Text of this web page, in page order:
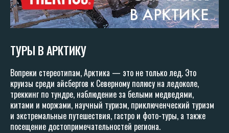
ТУРЫ В АРКТИКУ
Вопреки стереотипам, Арктика — это не только лед. Это
круизы среди айсбергов к Северному полюсу на ледоколе,
треккинг по тундре, наблюдение за белыми медведями,
китами и моржами, научный туризм, приключенческий туризм
и экстремальные путешествия, гастро и фото-туры, а также
посещение достопримечательностей региона.